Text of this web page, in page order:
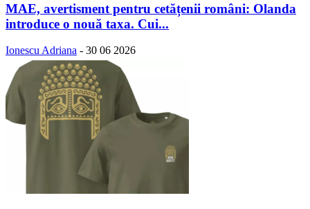
MAE, avertisment pentru cetățenii români: Olanda
introduce o nouă taxa. Cui...
Ionescu Adriana - 30 06 2026